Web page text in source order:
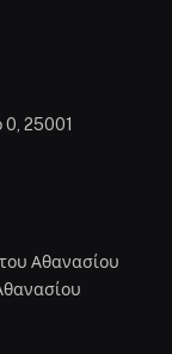
25001
Αθανασίου